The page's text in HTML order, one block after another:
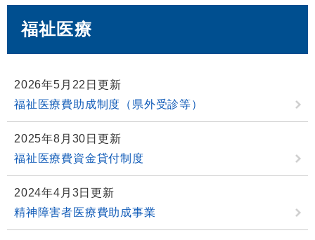
福祉医療
2026年5月22日更新
福祉医療費助成制度（県外受診等）
2025年8月30日更新
福祉医療費資金貸付制度
2024年4月3日更新
精神障害者医療費助成事業